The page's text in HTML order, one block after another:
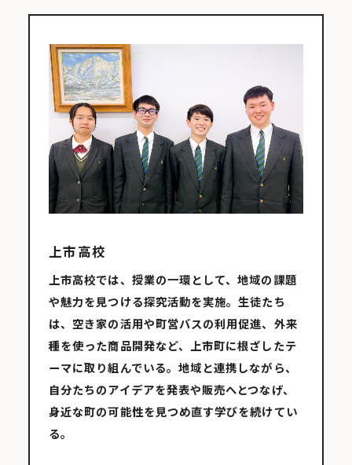
上市高校
上市高校では、授業の一環として、地域の課題
や魅力を見つける探究活動を実施。生徒たち
は、空き家の活用や町営バスの利用促進、外来
種を使った商品開発など、上市町に根ざしたテ
ーマに取り組んでいる。地域と連携しながら、
自分たちのアイデアを発表や販売へとつなげ、
身近な町の可能性を見つめ直す学びを続けてい
る。